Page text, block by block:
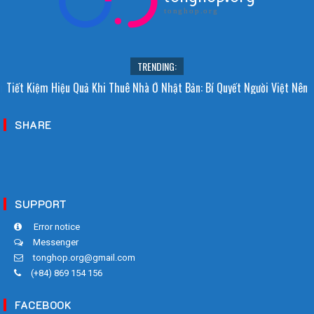
tonghop.org
TRENDING:
Sao Người Nhật Không Ăn Hoa Quả Tự Trồng? Sự Thật Bất Ngờ Đằng
Tiết Kiệm Hiệu Quả Khi Thuê Nhà Ở Nhật Bản: Bí Quyết Người Việt Nên
SHARE
SUPPORT
Error notice
Messenger
tonghop.org@gmail.com
(+84) 869 154 156
FACEBOOK